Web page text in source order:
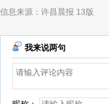
信息来源：许昌晨报 13版
我来说两句